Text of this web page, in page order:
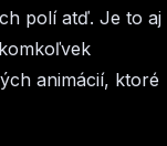
polí atď. Je to aj
animácií, ktoré